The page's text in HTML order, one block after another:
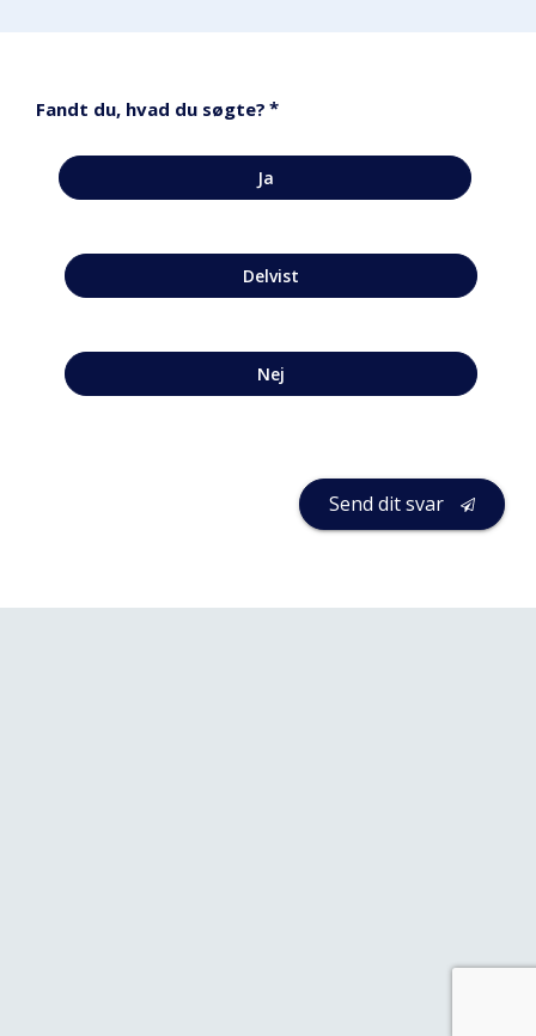
Fandt du, hvad du søgte? *
Ja
Delvist
Nej
Send dit svar